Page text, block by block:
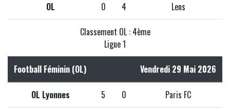
OL 0 4 Lens
Classement OL : 4ème
Ligue 1
Football Féminin (OL) Vendredi 29 Mai 2026
OL Lyonnes 5 0 Paris FC